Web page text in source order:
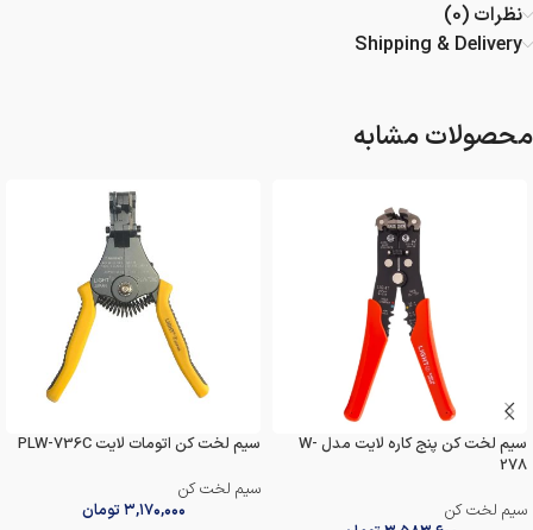
نظرات (0)
Shipping & Delivery
محصولات مشابه
سیم لخت کن پنج کاره لایت مدل W-
278
سیم لخت کن
سیم لخت کن اتومات لایت PLW-736C
سیم لخت کن
۳,۱۷۰,۰۰۰تومان